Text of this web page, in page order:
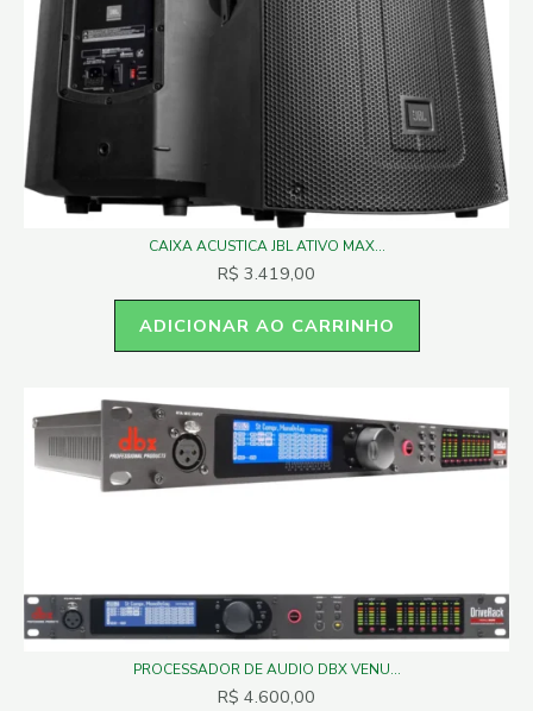
CAIXA ACUSTICA JBL ATIVO MAX...
R$ 3.419,00
ADICIONAR AO CARRINHO
PROCESSADOR DE AUDIO DBX VENU...
R$ 4.600,00